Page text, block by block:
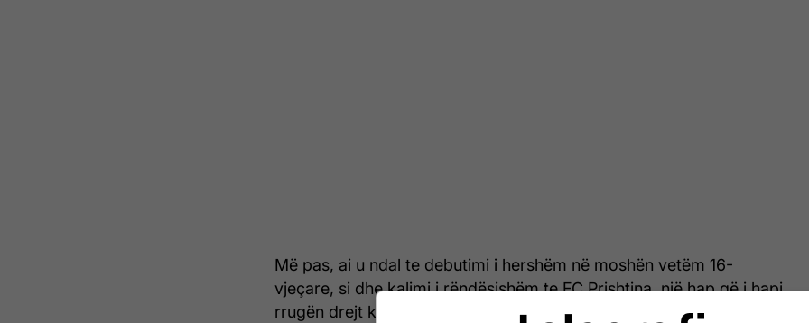
Më pas, ai u ndal te debutimi i hershëm në moshën vetëm 16-
vjeçare, si dhe kalimi i rëndësishëm te FC Prishtina, një hap që i hapi
rrugën drejt karrierës së tij profesionale në futbollin kosovar.